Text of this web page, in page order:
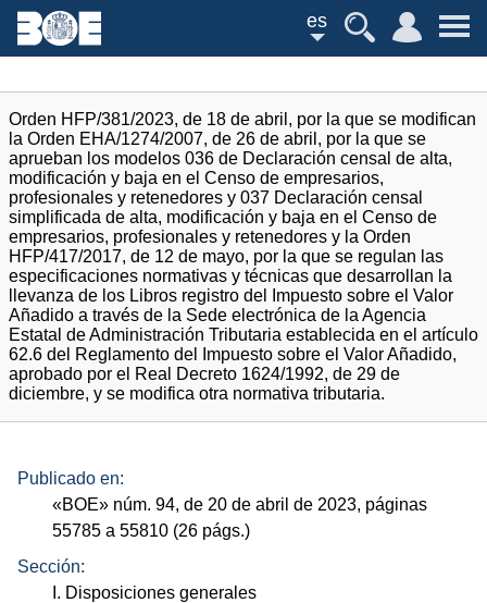
es
Orden HFP/381/2023, de 18 de abril, por la que se modifican
la Orden EHA/1274/2007, de 26 de abril, por la que se
aprueban los modelos 036 de Declaración censal de alta,
modificación y baja en el Censo de empresarios,
profesionales y retenedores y 037 Declaración censal
simplificada de alta, modificación y baja en el Censo de
empresarios, profesionales y retenedores y la Orden
HFP/417/2017, de 12 de mayo, por la que se regulan las
especificaciones normativas y técnicas que desarrollan la
llevanza de los Libros registro del Impuesto sobre el Valor
Añadido a través de la Sede electrónica de la Agencia
Estatal de Administración Tributaria establecida en el artículo
62.6 del Reglamento del Impuesto sobre el Valor Añadido,
aprobado por el Real Decreto 1624/1992, de 29 de
diciembre, y se modifica otra normativa tributaria.
Publicado en:
«BOE» núm. 94, de 20 de abril de 2023, páginas
55785 a 55810 (26 págs.)
Sección:
I. Disposiciones generales